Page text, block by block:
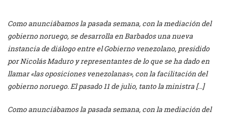
Como anunciábamos la pasada semana, con la mediación del
gobierno noruego, se desarrolla en Barbados una nueva
instancia de diálogo entre el Gobierno venezolano, presidido
por Nicolás Maduro y representantes de lo que se ha dado en
llamar «las oposiciones venezolanas», con la facilitación del
gobierno noruego. El pasado 11 de julio, tanto la ministra […]
Como anunciábamos la pasada semana, con la mediación del